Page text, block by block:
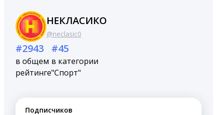
НЕКЛАСИКО
@neclasic0
#2943
в общем
рейтинге
#45
в категории
"Спорт"
Подписчиков